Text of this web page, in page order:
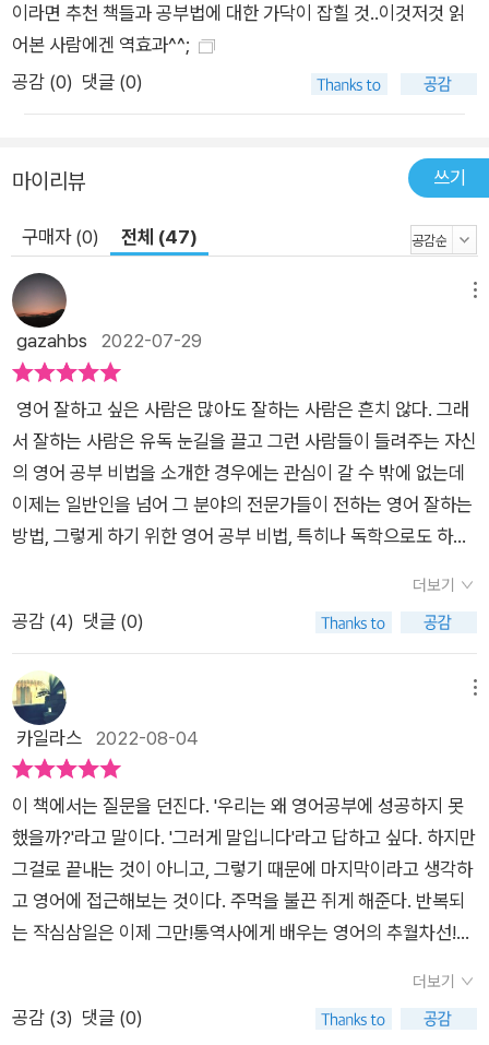
이라면 추천 책들과 공부법에 대한 가닥이 잡힐 것..이것저것 읽
어본 사람에겐 역효과^^;
공감 (0) 댓글 (0)
마이리뷰 쓰기
구매자 (0) 전체 (47)
gazahbs 2022-07-29
영어 잘하고 싶은 사람은 많아도 잘하는 사람은 흔치 않다. 그래
서 잘하는 사람은 유독 눈길을 끌고 그런 사람들이 들려주는 자신
의 영어 공부 비법을 소개한 경우에는 관심이 갈 수 밖에 없는데
이제는 일반인을 넘어 그 분야의 전문가들이 전하는 영어 잘하는
방법, 그렇게 하기 위한 영어 공부 비법, 특히나 독학으로도 하는
번에 만나 본 『나의 마지막 영어공부』 역시도 박소운이라는 현역
통역사 분이 전하는 영어 공부법이다. 이 책을 통해 박소운 통역
사가 말하고자 하는 영어 공부법은 겉멋 영어가 아닌 올바른 영어
공부라는 점에서 더욱 의미가 있다고 생각한다. 올바른 영어 공
부를 모토로 워밍업으로 영어 공부에 대한 기본을 바로잡는 것부
터 시작한다. 우리가 평소 생각했던 영어 그리고 영어 공부에 대
이랄까. 그리고 자신의 영어 공부 비결도 함께 알려주는데 흔히
덕질이라고 하면 다소 부정적으로 보게 되지만 이걸 영어 공부와
연결짓고 있는 점이 인상적이다. 자신이 좋아하는 분야에 대한 자
료를 찾고자 할때 사실 영어라는 언어만큼 관련 정보가 많은 경우
가 흔치 않을 것이다. 예를 들어 좋아하는 외국 가수나 배우만
해도 한글로 찾기 보단 영어로 차아보면 더 많은 자료를 알 수 있
고 하다못해 그 연예인의 SNS에서도 영어 피드를 볼 수 있으니
더보기
공감 (4) 댓글 (0)
카일라스 2022-08-04
이 책에서는 질문을 던진다. '우리는 왜 영어공부에 성공하지 못
했을까?'라고 말이다. '그러게 말입니다'라고 답하고 싶다. ​하지만
그걸로 끝내는 것이 아니고, 그렇기 때문에 마지막이라고 생각하
고 영어에 접근해보는 것이다. 주먹을 불끈 쥐게 해준다. ​반복되
는 작심삼일은 이제 그만!통역사에게 배우는 영어의 추월차선!
이 책 『나의 마지막 영어공부』를 읽어보게 되었다. ​​​이 책의 저자
는 박소운. 영어로 먹고살고 있지만, 본질은 여전히 영어를 완전
더보기
공감 (3) 댓글 (0)